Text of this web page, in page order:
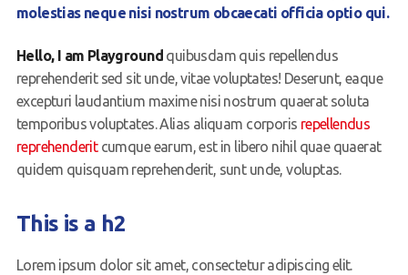
molestias neque nisi nostrum obcaecati officia optio qui.
Hello, I am Playground quibusdam quis repellendus
reprehenderit sed sit unde, vitae voluptates! Deserunt, eaque
excepturi laudantium maxime nisi nostrum quaerat soluta
temporibus voluptates. Alias aliquam corporis repellendus
reprehenderitcumque earum, est in libero nihil quae quaerat
quidem quisquam reprehenderit, sunt unde, voluptas.
This is a h2
Lorem ipsum dolor sit amet, consectetur adipiscing elit.